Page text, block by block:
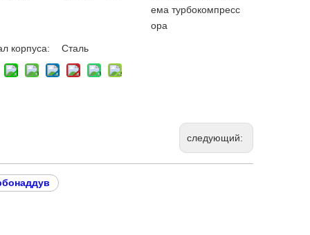
ема турбокомпресс
ора
корпуса: Сталь
следующий: